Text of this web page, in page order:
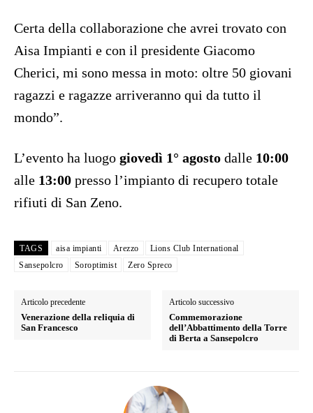
Certa della collaborazione che avrei trovato con
Aisa Impianti e con il presidente Giacomo
Cherici, mi sono messa in moto: oltre 50 giovani
ragazzi e ragazze arriveranno qui da tutto il
mondo”.
L’evento ha luogo giovedì 1° agosto dalle 10:00
alle 13:00 presso l’impianto di recupero totale
rifiuti di San Zeno.
TAGS aisa impianti Arezzo
Lions Club International
Sansepolcro
Soroptimist Zero Spreco
Articolo precedente
Venerazione della reliquia di
San Francesco
Articolo successivo
Commemorazione
dell’Abbattimento della Torre
di Berta a Sansepolcro